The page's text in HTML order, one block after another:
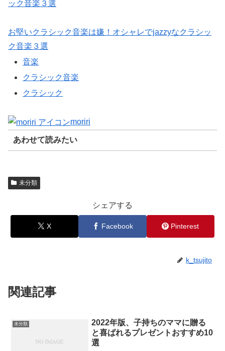
お堅いクラシック音楽は嫌！オシャレでjazzyなクラシッ
ク音楽３選
音楽
クラシック音楽
クラシック
moriri
あわせて読みたい
未分類
シェアする
X Facebook Pinterest
k_tsujito
関連記事
未分類
2022年版、子持ちのママに贈る
と喜ばれるプレゼントおすすめ10
選